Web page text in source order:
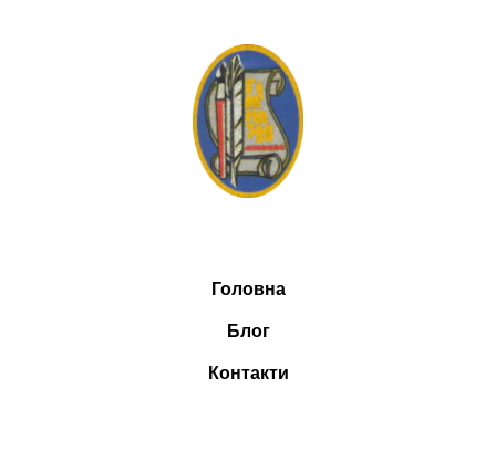
Головна
Блог
Контакти